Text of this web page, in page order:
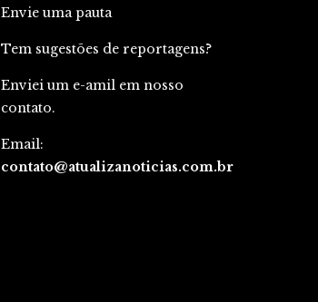
Envie uma pauta
Tem sugestões de reportagens?
Enviei um e-amil em nosso
contato.
Email:
contato@atualizanoticias.com.br